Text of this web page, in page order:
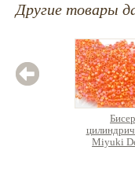
Другие товары
Бисер
Miyuki